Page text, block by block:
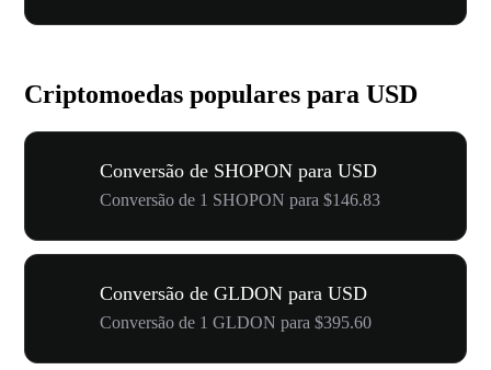
Criptomoedas populares para USD
Conversão de SHOPON para USD
Conversão de 1 SHOPON para $146.83
Conversão de GLDON para USD
Conversão de 1 GLDON para $395.60